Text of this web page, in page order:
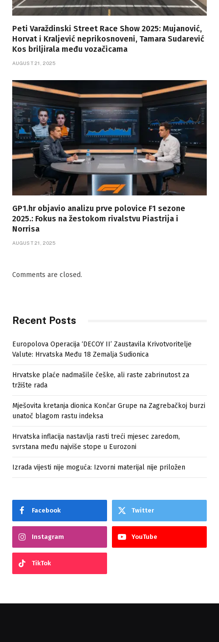
Peti Varaždinski Street Race Show 2025: Mujanović,
Horvat i Kraljević neprikosnoveni, Tamara Sudarević
Kos briljirala među vozačicama
AUGUST 21, 2025
GP1.hr objavio analizu prve polovice F1 sezone
2025.: Fokus na žestokom rivalstvu Piastrija i
Norrisa
AUGUST 21, 2025
Comments are closed.
Recent Posts
Europolova Operacija ‘DECOY II’ Zaustavila Krivotvoritelje
Valute: Hrvatska Među 18 Zemalja Sudionica
Hrvatske plaće nadmašile češke, ali raste zabrinutost za
tržište rada
Mješovita kretanja dionica Končar Grupe na Zagrebačkoj burzi
unatoč blagom rastu indeksa
Hrvatska inflacija nastavlja rasti treći mjesec zaredom,
svrstana među najviše stope u Eurozoni
Izrada vijesti nije moguća: Izvorni materijal nije priložen
Facebook Twitter
Instagram YouTube
TikTok